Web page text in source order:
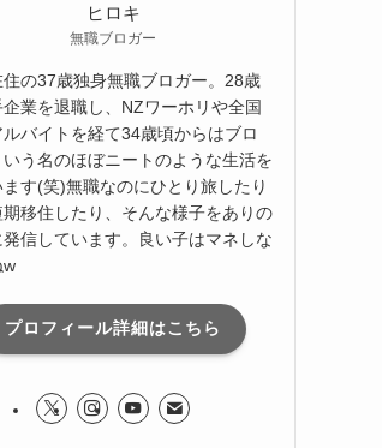
ヒロキ
無職ブロガー
の37歳独身無職ブロガー。28歳
企業を退職し、NZワーホリや全国
バイトを経て34歳頃からはブロ
いう名のほぼニートのような生活を
ます(笑)無職なのにひとり旅したり
移住したり、そんな様子をありの
発信しています。良い子はマネしな
w
プロフィール詳細はこちら